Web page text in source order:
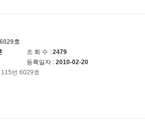
호
조 회 수 : 2479
등록일자 : 2010-02-20
번 6029호